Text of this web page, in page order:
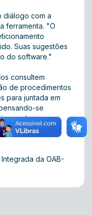
diálogo com a
ferramenta. "O
Suas sugestões
do software."
consultem
de procedimentos
para juntada em
se
os
acompanhem a
da OAB-